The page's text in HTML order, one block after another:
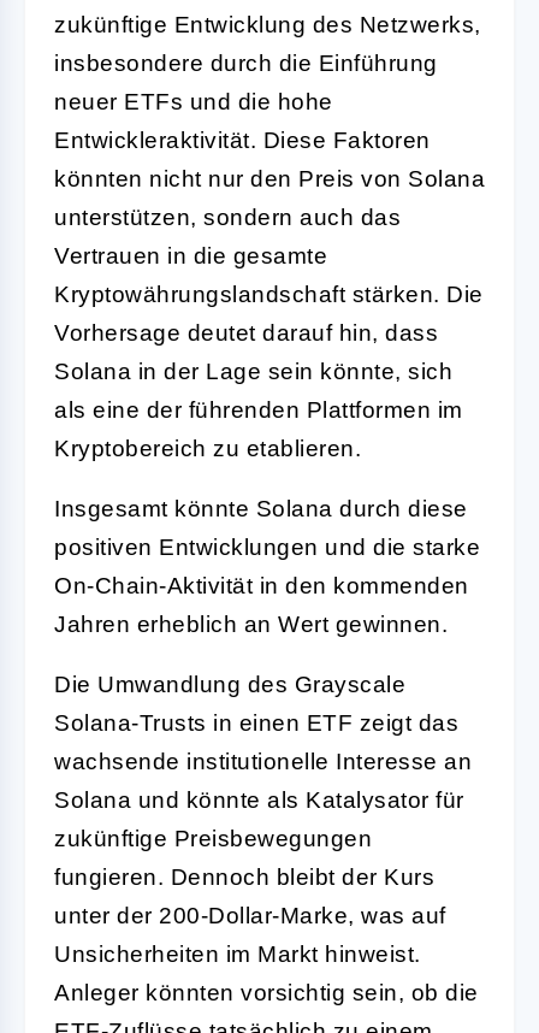
zukünftige Entwicklung des Netzwerks,
insbesondere durch die Einführung
neuer ETFs und die hohe
Entwickleraktivität. Diese Faktoren
könnten nicht nur den Preis von Solana
unterstützen, sondern auch das
Vertrauen in die gesamte
Kryptowährungslandschaft stärken. Die
Vorhersage deutet darauf hin, dass
Solana in der Lage sein könnte, sich
als eine der führenden Plattformen im
Kryptobereich zu etablieren.
Insgesamt könnte Solana durch diese
positiven Entwicklungen und die starke
On-Chain-Aktivität in den kommenden
Jahren erheblich an Wert gewinnen.
Die Umwandlung des Grayscale
Solana-Trusts in einen ETF zeigt das
wachsende institutionelle Interesse an
Solana und könnte als Katalysator für
zukünftige Preisbewegungen
fungieren. Dennoch bleibt der Kurs
unter der 200-Dollar-Marke, was auf
Unsicherheiten im Markt hinweist.
Anleger könnten vorsichtig sein, ob die